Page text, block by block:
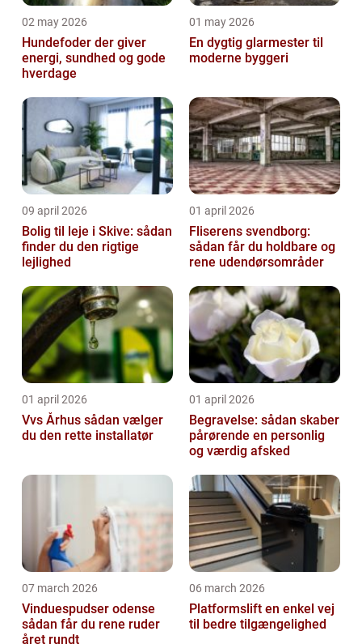
02 may 2026
Hundefoder der giver
energi, sundhed og gode
hverdage
01 may 2026
En dygtig glarmester til
moderne byggeri
09 april 2026
Bolig til leje i Skive: sådan
finder du den rigtige
lejlighed
01 april 2026
Fliserens svendborg:
sådan får du holdbare og
rene udendørsområder
01 april 2026
Vvs Århus sådan vælger
du den rette installatør
01 april 2026
Begravelse: sådan skaber
pårørende en personlig
og værdig afsked
07 march 2026
Vinduespudser odense
sådan får du rene ruder
året rundt
06 march 2026
Platformslift en enkel vej
til bedre tilgængelighed